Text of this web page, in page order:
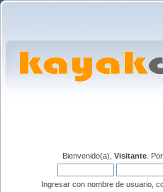
Bienvenido(a), Visitante.
Ingresar con nombre de usuario,